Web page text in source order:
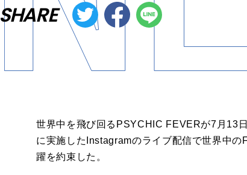
SHARE
世界中を飛び回るPSYCHIC FEVERが7月13
に実施したInstagramのライブ配信で世界中
躍を約束した。